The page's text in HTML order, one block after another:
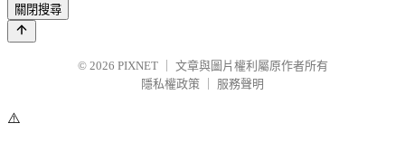
關閉搜尋
© 2026 PIXNET
文章與圖片權利屬原作者所有
隱私權政策
服務聲明
⚠️